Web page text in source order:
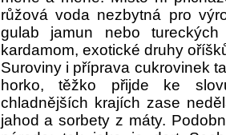
růžová voda nezbytná pro
gulab jamun nebo
kardamom, exotické druhy
Suroviny i příprava cukrovinek
horko, těžko přijde ke
chladnějších krajích zase
jahod a sorbety z máty.